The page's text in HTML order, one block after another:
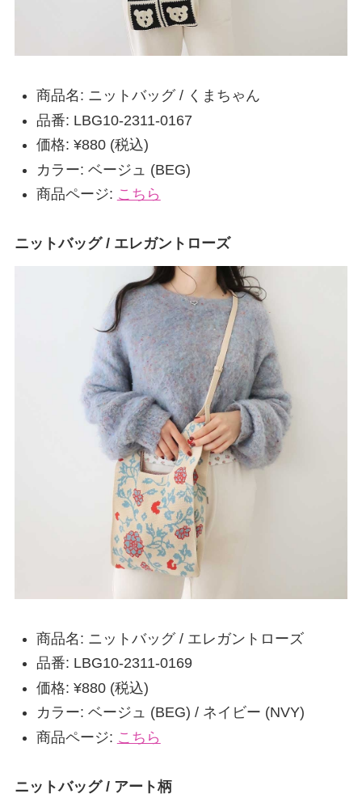
商品名: ニットバッグ / くまちゃん
品番: LBG10-2311-0167
価格: ¥880 (税込)
カラー: ベージュ (BEG)
商品ページ: こちら
ニットバッグ / エレガントローズ
商品名: ニットバッグ / エレガントローズ
品番: LBG10-2311-0169
価格: ¥880 (税込)
カラー: ベージュ (BEG) / ネイビー (NVY)
商品ページ: こちら
ニットバッグ / アート柄